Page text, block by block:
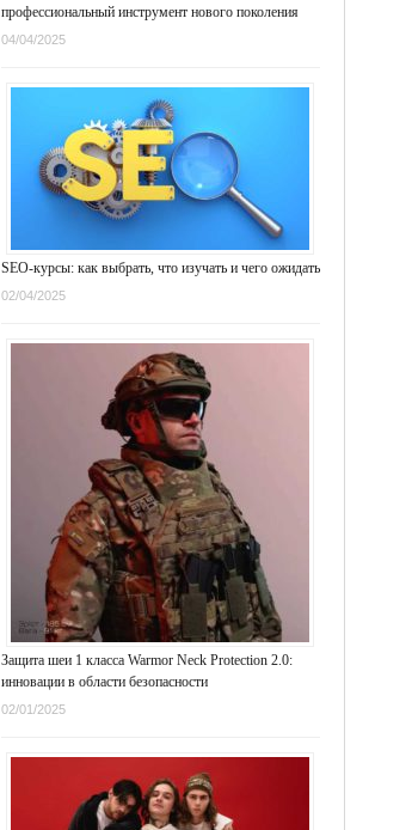
профессиональный инструмент нового поколения
04/04/2025
SEO-курсы: как выбрать, что изучать и чего ожидать
02/04/2025
Защита шеи 1 класса Warmor Neck Protection 2.0:
инновации в области безопасности
02/01/2025